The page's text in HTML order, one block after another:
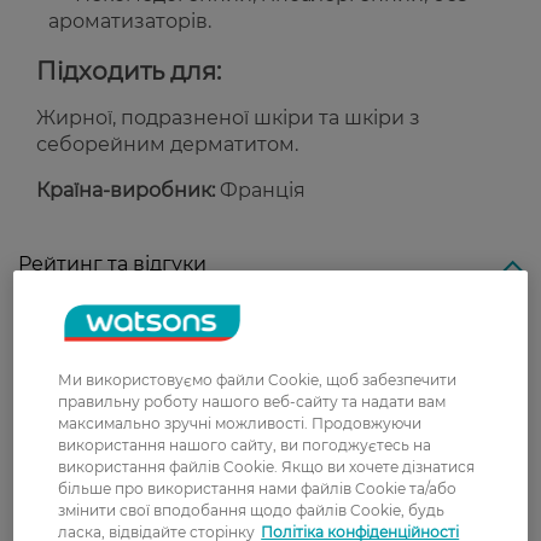
ароматизаторів.
Підходить для:
Жирної, подразненої шкіри та шкіри з
себорейним дерматитом.
Країна-виробник: Франція
Рейтинг та відгуки
0
З 0 відгуків
0 відгуків
Доставка
Нова пошта
Ми використовуємо файли Cookie, щоб забезпечити
правильну роботу нашого веб-сайту та надати вам
максимально зручні можливості. Продовжуючи
використання нашого сайту, ви погоджуєтесь на
використання файлів Cookie. Якщо ви хочете дізнатися
більше про використання нами файлів Cookie та/або
змінити свої вподобання щодо файлів Cookie, будь
ласка, відвідайте сторінку Політіка конфіденційності